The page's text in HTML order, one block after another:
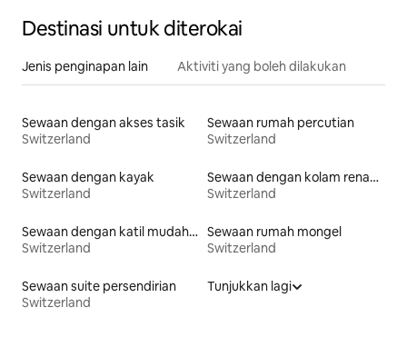
Destinasi untuk diterokai
Jenis penginapan lain Aktiviti yang boleh dilakukan
Sewaan dengan akses tasik
Switzerland
Sewaan rumah percutian
Switzerland
Sewaan dengan kayak
Switzerland
Sewaan dengan kolam renang
Switzerland
Sewaan dengan katil mudah diakses
Switzerland
Sewaan rumah mongel
Switzerland
Sewaan suite persendirian
Switzerland
Tunjukkan lagi